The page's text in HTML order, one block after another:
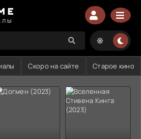
Скоро на сайте Старое кино